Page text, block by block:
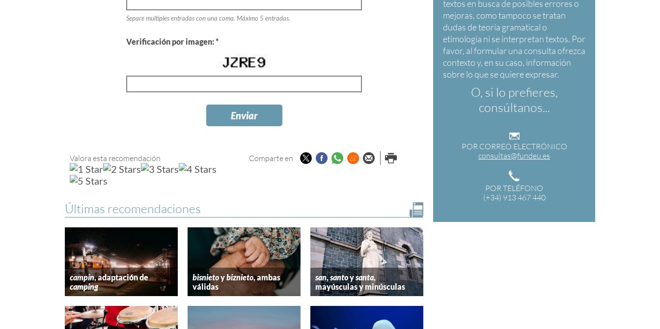
O, si lo prefieres,
consúltanos...
POR CORREO ELECTRÓNICO
consultas@fundeu.es
POR TELÉFONO
(+34) 913 467 440
Separe multiples entradas con una coma. Máximo 5 entradas.
Verificación por imagen: *
Valora esta recomendación Comparte en TwitterFacebook
Whatsapp
Menéame
Enviar porImprimir
Últimas recomendaciones
campin, adaptación de
camping
bisnietoybiznieto, ambas
válidas
san,santoysanta,
mayúsculas y minúsculas